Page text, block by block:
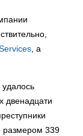
, а
двенадцати
размером 339